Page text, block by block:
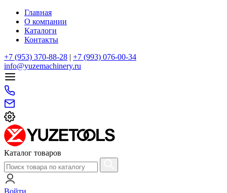
Главная
О компании
Каталоги
Контакты
+7 (953) 370-88-28 | +7 (993) 076-00-34
info@yuzemachinery.ru
Каталог товаров
Войти